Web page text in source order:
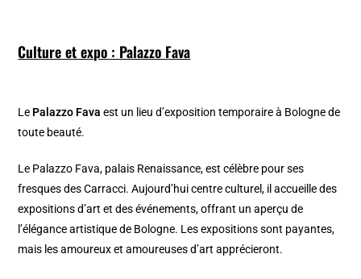
Culture et expo : Palazzo Fava
Le Palazzo Fava est un lieu d’exposition temporaire à Bologne de
toute beauté.
Le Palazzo Fava, palais Renaissance, est célèbre pour ses
fresques des Carracci. Aujourd’hui centre culturel, il accueille des
expositions d’art et des événements, offrant un aperçu de
l’élégance artistique de Bologne. Les expositions sont payantes,
mais les amoureux et amoureuses d’art apprécieront.